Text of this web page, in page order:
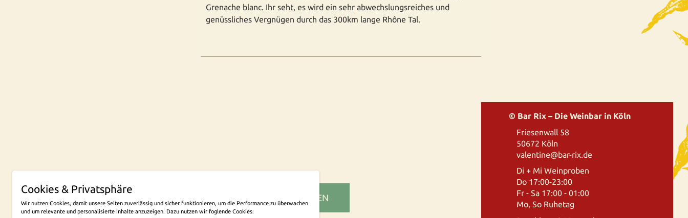
Grenache blanc. Ihr seht, es wird ein sehr abwechslungsreiches und
genüssliches Vergnügen durch das 300km lange Rhône Tal.
NEWSLETTER ABONNIEREN
© Bar Rix – Die Weinbar in Köln
Friesenwall 58
50672 Köln
valentine@bar-rix.de
Di + Mi Weinproben
Do 17:00-23:00
Fr - Sa 17:00 - 01:00
Mo, So Ruhetag
Cookies & Privatsphäre
Wir nutzen Cookies, damit unsere Seiten zuverlässig und sicher funktionieren, um die Performance zu überwachen
und um relevante und personalisierte Inhalte anzuzeigen. Dazu nutzen wir foglende Cookies: